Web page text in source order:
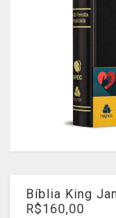
Bíblia King
R$160,00